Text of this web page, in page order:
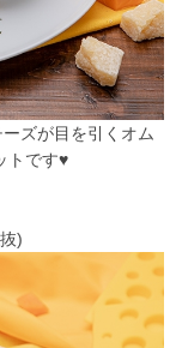
ズが目を引くオム
トです♥️
)